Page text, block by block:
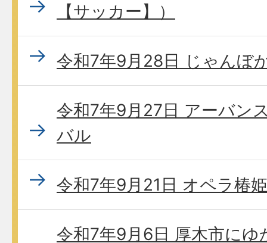
【サッカー】）
令和7年9月28日 じゃんぼ
令和7年9月27日 アーバン
バル
令和7年9月21日 オペラ椿姫
令和7年9月6日 厚木市に